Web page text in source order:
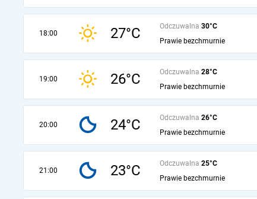
18:00 27°C Odczuwalna 30°C
Prawie bezchmurnie
19:00 26°C Odczuwalna 28°C
Prawie bezchmurnie
20:00 24°C Odczuwalna 26°C
Prawie bezchmurnie
21:00 23°C Odczuwalna 25°C
Prawie bezchmurnie